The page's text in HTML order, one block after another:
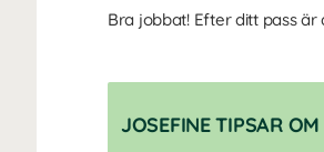
Bra jobbat! Efter ditt pass
JOSEFINE TIPSAR